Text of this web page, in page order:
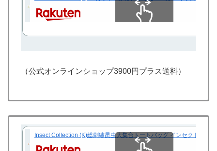
（公式オンラインショップ3900円プラス送料）
Insect Collection (K)総刺繍昆虫大集合トートバッグ インセクトコレ